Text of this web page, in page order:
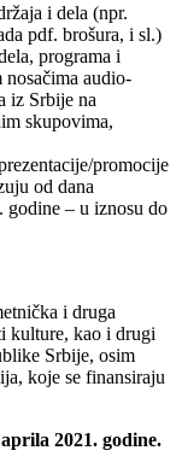
i dela (npr.
pdf. brošura, i sl.)
programa i
audio-
iz Srbije na
skupovima,
promocije
od dana
godine – u iznosu do
i druga
kulture, kao i drugi
Srbije, osim
koje se finansiraju
2021. godine.